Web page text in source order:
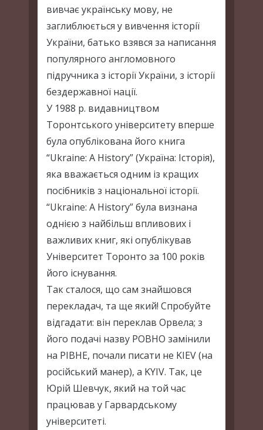
вивчає українську мову, не
заглиблюється у вивчення історії
України, батько взявся за написання
популярного англомовного
підручника з історії України, з історії
бездержавної нації.
У 1988 р. видавництвом
Торонтського університету вперше
була опублікована його книга
“Ukraine: A History” (Україна: Історія),
яка вважається одним із кращих
посібників з національної історії.
“Ukraine: A History” була визнана
однією з найбільш впливових і
важливих книг, які опублікував
Університет Торонто за 100 років
його існування.
Так сталося, що сам знайшовся
перекладач, та ще який! Спробуйте
відгадати: він переклав Орвела; з
його подачі назву РОВНО замінили
на РІВНЕ, почали писати не KIEV (на
російський манер), а KYIV. Так, це
Юрій Шевчук, який на той час
працював у Гарвардському
університеті.